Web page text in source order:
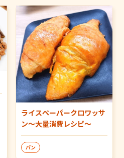
ライスペーパークロワッサ
ン～大量消費レシピ～
パン